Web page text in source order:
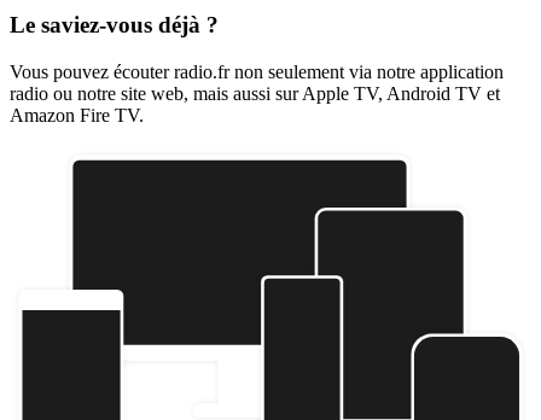
Le saviez-vous déjà ?
Vous pouvez écouter radio.fr non seulement via notre application
radio ou notre site web, mais aussi sur Apple TV, Android TV et
Amazon Fire TV.